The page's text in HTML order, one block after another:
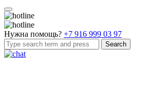
Нужна помощь? +7 916 999 03 97
Search